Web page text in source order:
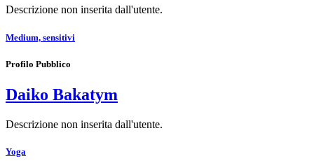
Descrizione non inserita dall'utente.
Medium, sensitivi
Profilo Pubblico
Daiko Bakatym
Descrizione non inserita dall'utente.
Yoga